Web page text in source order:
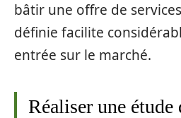
bâtir une offre de
définie facilite
entrée sur le marché.
Réaliser une étude